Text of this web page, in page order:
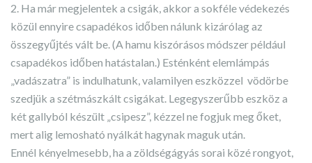
2. Ha már megjelentek a csigák, akkor a sokféle védekezés
közül ennyire csapadékos időben nálunk kizárólag az
összegyűjtés vált be. (A hamu kiszórásos módszer például
csapadékos időben hatástalan.) Esténként elemlámpás
„vadászatra” is indulhatunk, valamilyen eszközzel vödörbe
szedjük a szétmászkált csigákat. Legegyszerűbb eszköz a
két gallyból készült „csipesz”, kézzel ne fogjuk meg őket,
mert alig lemosható nyálkát hagynak maguk után.
Ennél kényelmesebb, ha a zöldségágyás sorai közé rongyot,